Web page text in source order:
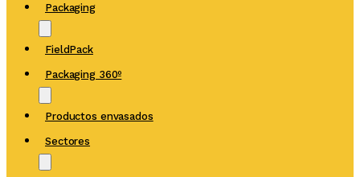
Packaging
FieldPack
Packaging 360º
Productos envasados
Sectores